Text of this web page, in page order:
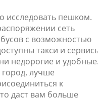
исследовать пешком.
сеть
с возможностью
такси и
недорогие и
город, лучше
к
даст вам больше